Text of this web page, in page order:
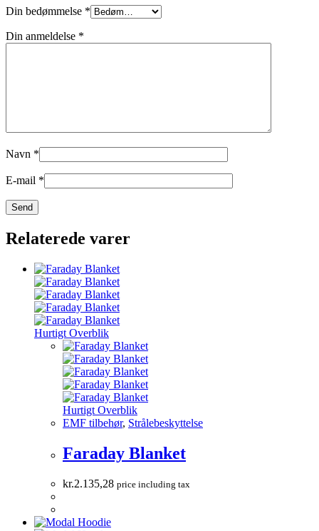
Din bedømmelse *
Din anmeldelse *
Navn *
E-mail *
Relaterede varer
Hurtigt Overblik
Hurtigt Overblik
EMF tilbehør, Strålebeskyttelse
Faraday Blanket
kr.2.135,28 price including tax